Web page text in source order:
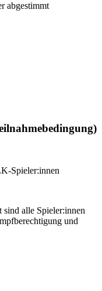
abgestimmt
Spieler:innen
alle Spieler:innen
und